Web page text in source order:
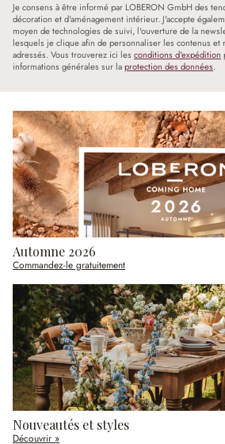
Je consens à être informé par LOBERON GmbH des
décoration et d'aménagement intérieur. J'accepte
moyen de technologies de suivi, l'ouverture de la
lesquels je clique afin de personnaliser les contenus et
adressés. Vous trouverez ici les conditions d'expédition
informations générales sur laprotection des données.
Automne 2026
Commandez-le gratuitement
Nouveautés et styles
Découvrir »